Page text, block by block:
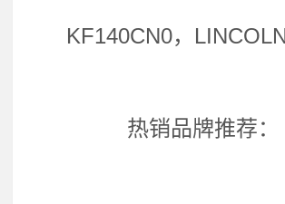
KF140CN0，
热销品牌推荐：